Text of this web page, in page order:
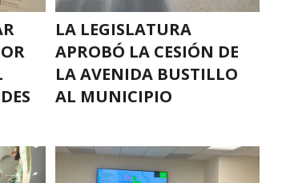
LA LEGISLATURA
APROBÓ LA CESIÓN DE
LA AVENIDA BUSTILLO
AL MUNICIPIO